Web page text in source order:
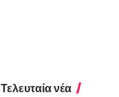
Τελευταία νέα